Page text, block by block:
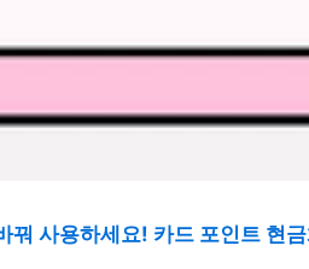
꿔 사용하세요! 카드 포인트 현